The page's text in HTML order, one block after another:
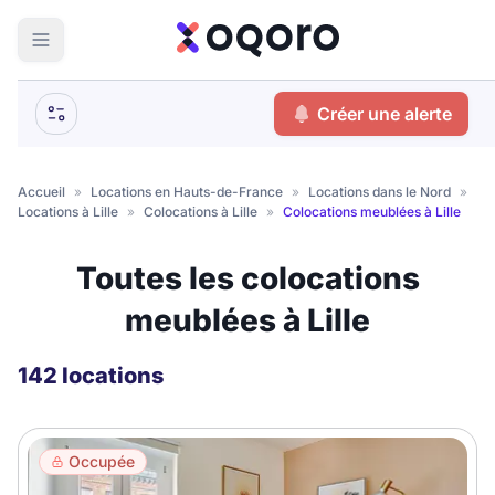
Votre
Que recherchez-vous ?
Logement entier
Coliving
Résidence étudiante
Meublé ?
recherche
Créer une alerte
Accueil » Locations en Hauts-de-France » Locations dans le Nord »
Locations à Lille » Colocations à Lille » Colocations meublées à Lille
Toutes les colocations
meublées à Lille
142 locations
Occupée